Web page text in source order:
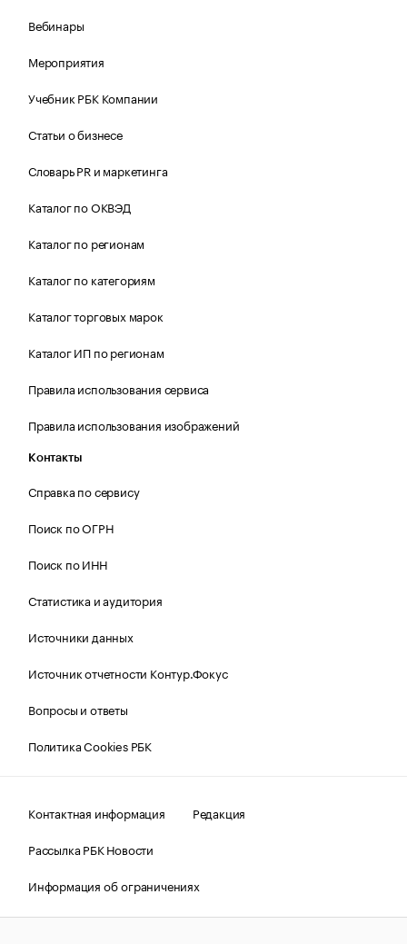
Вебинары
Мероприятия
Учебник РБК Компании
Статьи о бизнесе
Словарь PR и маркетинга
Каталог по ОКВЭД
Каталог по регионам
Каталог по категориям
Каталог торговых марок
Каталог ИП по регионам
Правила использования сервиса
Правила использования изображений
Контакты
Справка по сервису
Поиск по ОГРН
Поиск по ИНН
Статистика и аудитория
Источники данных
Источник отчетности Контур.Фокус
Вопросы и ответы
Политика Cookies РБК
Контактная информация
Редакция
Рассылка РБК Новости
Информация об ограничениях
Правовая информация
О соблюдении авторских прав